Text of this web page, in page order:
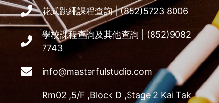
花式跳繩課程查詢 | (852)5723 8006
學校課程查詢及其他查詢 | (852)9082
7743
info@masterfulstudio.com
Rm02 ,5/F ,Block D ,Stage 2 Kai Tak